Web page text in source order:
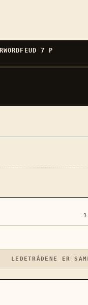
RWORDFEUD7 P
1
LEDETRÅDENE ER